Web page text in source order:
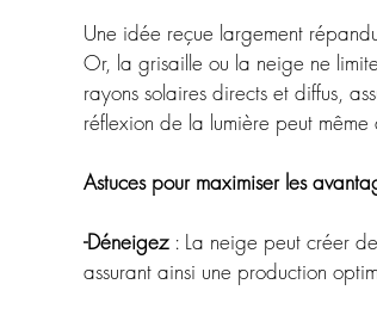
Une idée reçue largement
Or, la grisaille ou la neige ne
rayons solaires directs et diffus,
réflexion de la lumière peut
Astuces pour maximiser les
-Déneigez : La neige peut créer
assurant ainsi une production